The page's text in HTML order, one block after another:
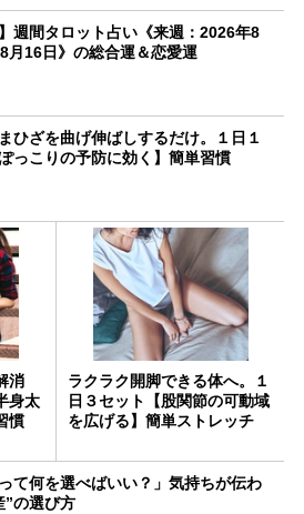
】週間タロット占い《来週：2026年8
月16日》の総合運＆恋愛運
ひざを曲げ伸ばしするだけ。１日１
っこりの予防に効く】簡単習慣
消
身太
慣
ラクラク開脚できる体へ。１
日３セット【股関節の可動域
を広げる】簡単ストレッチ
って何を選べばいい？」気持ちが伝わ
”の選び方